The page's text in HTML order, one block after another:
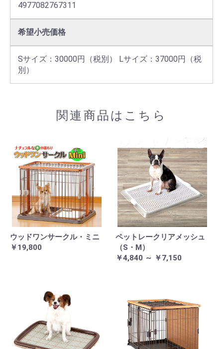
4977082767311
希望小売価格
Sサイズ：30000円（税別） Lサイズ：37000円（税
別）
関連商品はこちら
ウッドワンサークル・ミニ
￥19,800
ペットレークリアメッシュ
（S・M）
￥4,840 ～ ￥7,150